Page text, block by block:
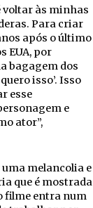
voltar às minhas
Para criar
após o último
EUA, por
bagagem dos
isso’. Isso
esse
e
ator”,
melancolia e
que é mostrada
filme entra num